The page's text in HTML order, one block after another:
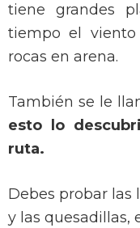
tiene grandes
tiempo el
rocas en arena.
También se le
esto lo
ruta.
Debes probar las
y las quesadillas,